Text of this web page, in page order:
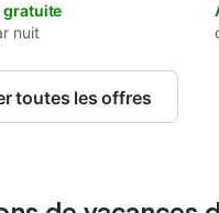
nuit
toutes les offres